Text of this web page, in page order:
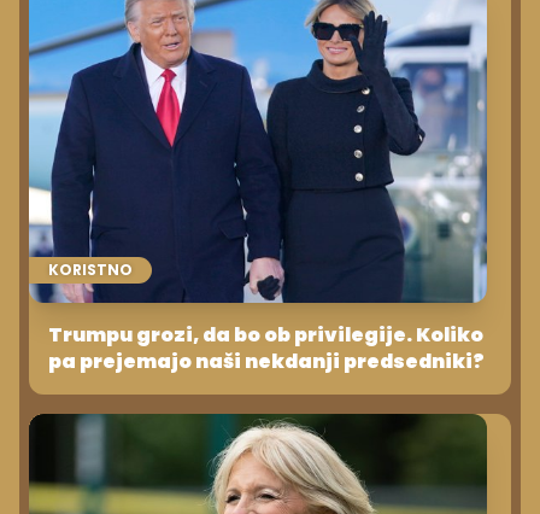
KORISTNO
Trumpu grozi, da bo ob privilegije. Koliko
pa prejemajo naši nekdanji predsedniki?